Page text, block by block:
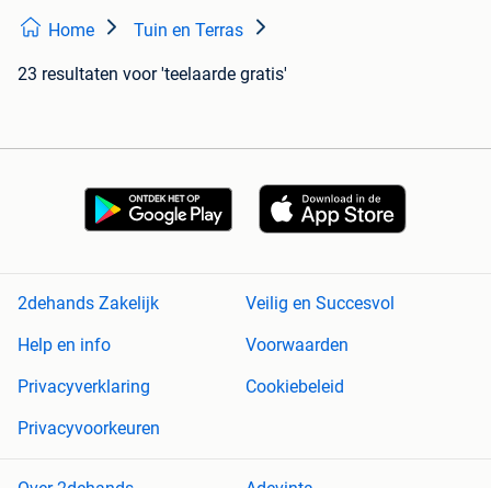
Home Tuin en Terras
23 resultaten voor 'teelaarde gratis'
2dehands Zakelijk
Veilig en Succesvol
Help en info
Voorwaarden
Privacyverklaring
Cookiebeleid
Privacyvoorkeuren